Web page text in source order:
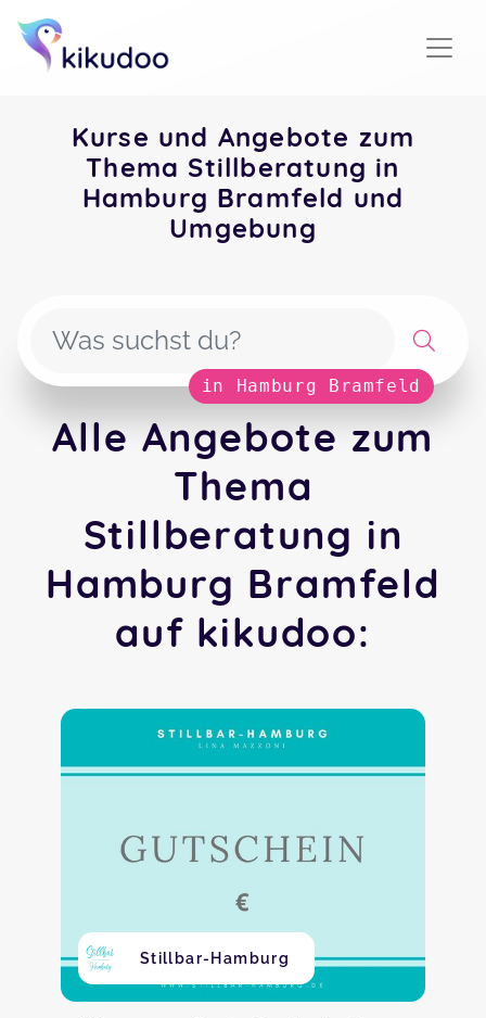
Kurse und Angebote zum
Thema Stillberatung in
Hamburg Bramfeld und
Umgebung
in Hamburg Bramfeld
Alle Angebote zum
Thema
Stillberatung in
Hamburg Bramfeld
auf kikudoo:
Stillbar-Hamburg